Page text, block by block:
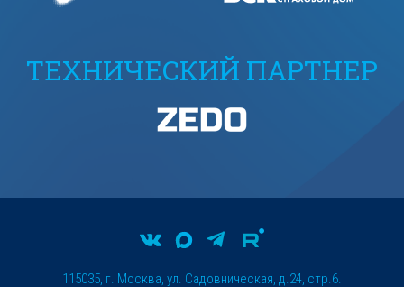
ТЕХНИЧЕСКИЙ ПАРТНЕР
115035, г. Москва, ул. Садовническая, д.24, стр.6.